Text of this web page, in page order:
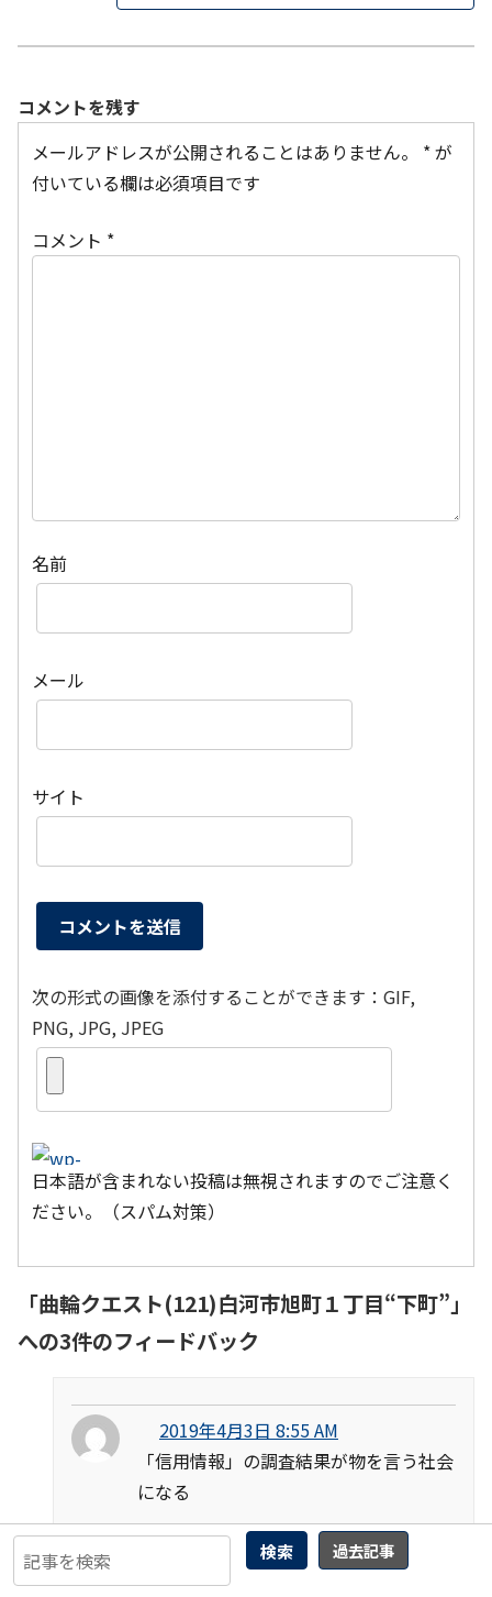
検索 過去記事
コメントを残す
メールアドレスが公開されることはありません。
*が
付いている欄は必須項目です
コメント *
名前
メール
サイト
次の形式の画像を添付することができます：GIF,
PNG, JPG, JPEG
日本語が含まれない投稿は無視されますのでご注意く
ださい。（スパム対策）
「曲輪クエスト(121)白河市旭町１丁目“下町”」
への3件のフィードバック
2019年4月3日 8:55 AM
「信用情報」の調査結果が物を言う社会
になる
「キャッシュレス化とアメリカからの要望書」
小林よしのりライジング Vol.309